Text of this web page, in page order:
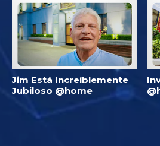
Jim Está Increíblemente
Jubiloso @home